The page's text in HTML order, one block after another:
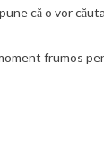
că o vor
frumos